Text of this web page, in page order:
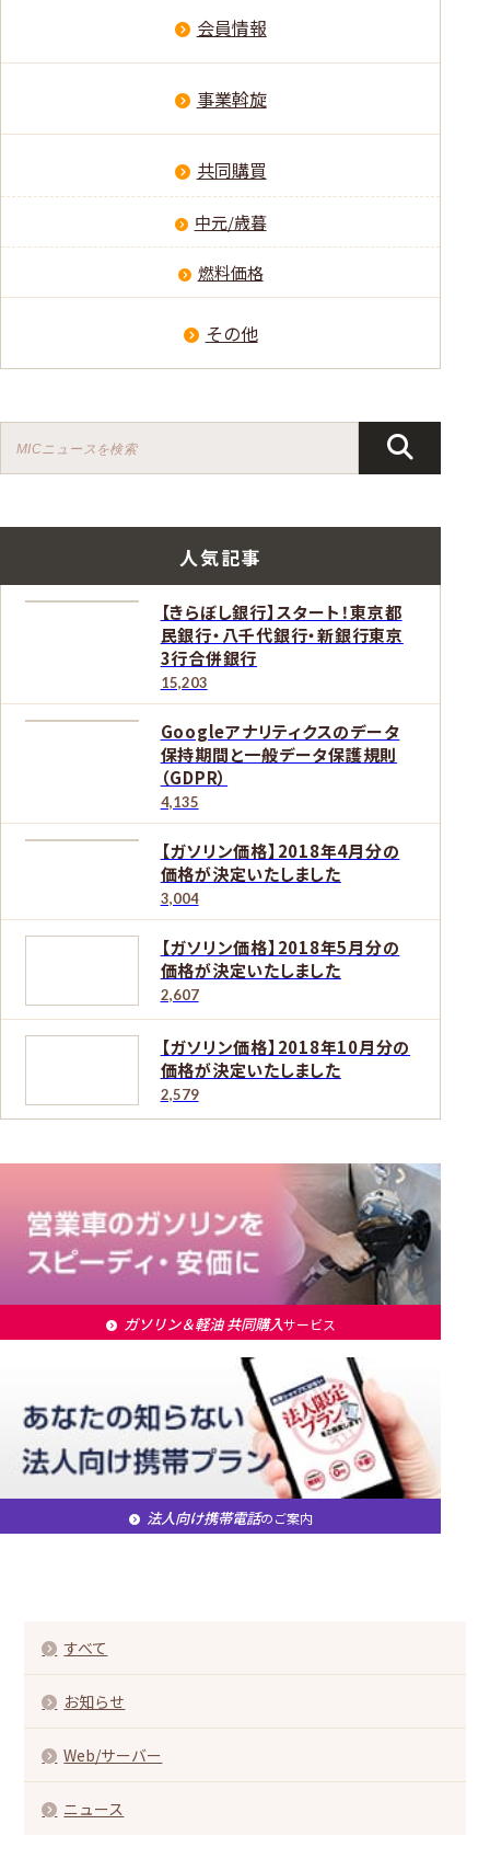
会員情報
事業斡旋
共同購買
中元/歳暮
燃料価格
その他
人気記事
【きらぼし銀行】スタート！東京都
民銀行・八千代銀行・新銀行東京
3行合併銀行
15,203
Googleアナリティクスのデータ
保持期間と一般データ保護規則
（GDPR）
4,135
【ガソリン価格】2018年4月分の
価格が決定いたしました
3,004
【ガソリン価格】2018年5月分の
価格が決定いたしました
2,607
【ガソリン価格】2018年10月分の
価格が決定いたしました
2,579
ガソリン＆軽油 共同購入サービス
法人向け携帯電話のご案内
すべて
お知らせ
Web/サーバー
ニュース